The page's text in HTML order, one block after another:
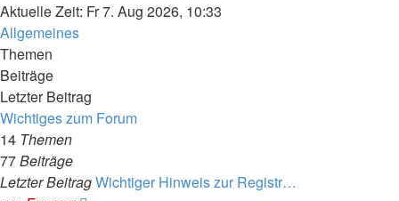
Aktuelle Zeit: Fr 7. Aug 2026, 10:33
Allgemeines
Themen
Beiträge
Letzter Beitrag
Wichtiges zum Forum
14 Themen
77Beiträge
Letzter BeitragWichtiger Hinweis zur Registr…